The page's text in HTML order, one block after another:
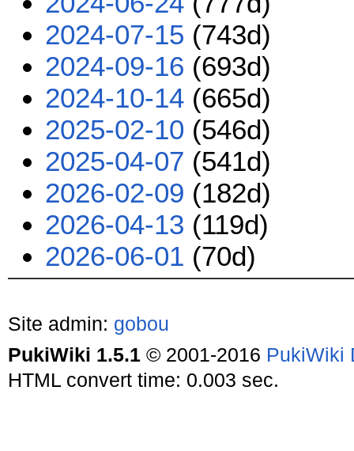
2024-07-15 (743d)
2024-09-16 (693d)
2024-10-14 (665d)
2025-02-10 (546d)
2025-04-07 (541d)
2026-02-09 (182d)
2026-04-13 (119d)
2026-06-01 (70d)
Site admin: gobou
PukiWiki 1.5.1 © 2001-2016 PukiWiki
HTML convert time: 0.003 sec.